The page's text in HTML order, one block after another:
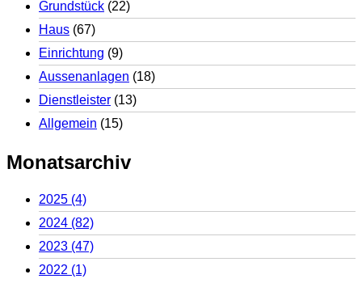
Grundstück (22)
Haus (67)
Einrichtung (9)
Aussenanlagen (18)
Dienstleister (13)
Allgemein (15)
Monatsarchiv
2025 (4)
2024 (82)
2023 (47)
2022 (1)